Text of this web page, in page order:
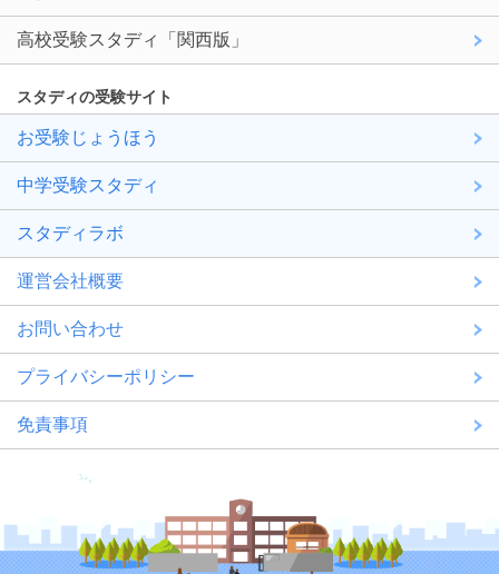
高校受験スタディ「関西版」
スタディの受験サイト
お受験じょうほう
中学受験スタディ
スタディラボ
運営会社概要
お問い合わせ
プライバシーポリシー
免責事項